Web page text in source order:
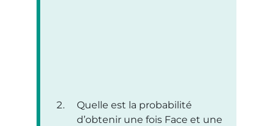
Quelle est la probabilité
d’obtenir une fois Face et une